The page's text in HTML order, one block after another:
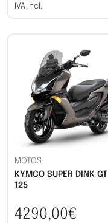
IVA Incl.
MOTOS
KYMCO SUPER DINK GT
125
4290,00€